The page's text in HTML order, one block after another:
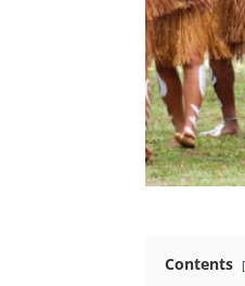
Contents